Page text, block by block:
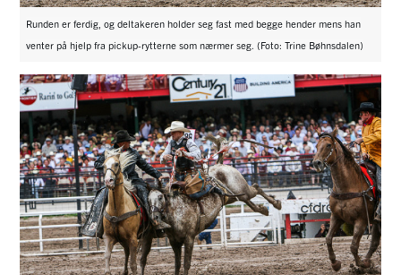
Runden er ferdig, og deltakeren holder seg fast med begge hender mens han
venter på hjelp fra pickup-rytterne som nærmer seg. (Foto: Trine Bøhnsdalen)